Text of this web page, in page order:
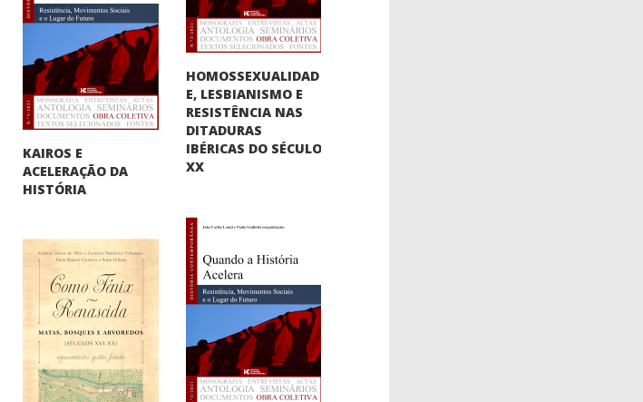
HOMOSSEXUALIDAD
E, LESBIANISMO E
RESISTÊNCIA NAS
DITADURAS
IBÉRICAS DO SÉCULO
XX
KAIROS E
ACELERAÇÃO DA
HISTÓRIA